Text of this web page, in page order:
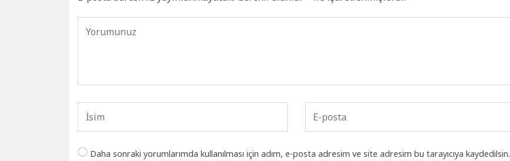
Daha sonraki yorumlarımda kullanılması için adım, e-posta adresim ve site adresim bu tarayıcıya kaydedilsin.